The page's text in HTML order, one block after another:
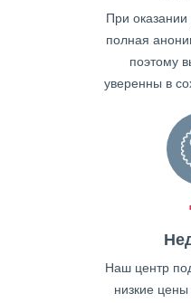
При оказании
полная
поэтому
уверенны в
Наш центр
низкие